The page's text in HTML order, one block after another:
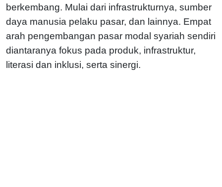
berkembang. Mulai dari infrastrukturnya, sumber
daya manusia pelaku pasar, dan lainnya. Empat
arah pengembangan pasar modal syariah sendiri
diantaranya fokus pada produk, infrastruktur,
literasi dan inklusi, serta sinergi.